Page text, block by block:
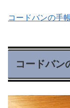
コードバンの手
コードバン